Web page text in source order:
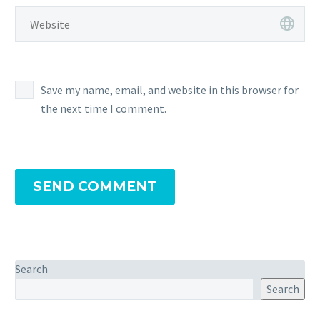
Save my name, email, and website in this browser for
the next time I comment.
SEND COMMENT
Search
Search